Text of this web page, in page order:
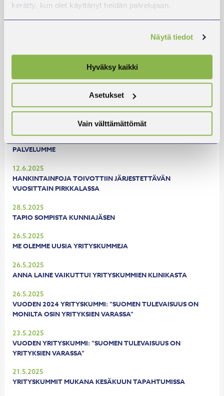
kerätty, kun olet käyttänyt heidän palvelujaan.
Näytä tiedot
Hyväksy kaikki
Asetukset
Vain välttämättömät
HANKE PÄÄTTYY KUNTAKUMMIPALVELU JATKAA
YRITYSKUMMI ON ENNEN KAIKKEA KUUNTELIJA
ONKO YRITYKSESI MYYNTIKUNNOSSA?
7.8.2025
4.8.2025
PALVELUMME
HANKINTAINFOJA TOIVOTTIIN JÄRJESTETTÄVÄN
VUOSITTAIN PIRKKALASSA
12.6.2025
TAPIO SOMPISTA KUNNIAJÄSEN
28.5.2025
ME OLEMME UUSIA YRITYSKUMMEJA
26.5.2025
ANNA LAINE VAIKUTTUI YRITYSKUMMIEN KLINIKASTA
26.5.2025
VUODEN 2024 YRITYSKUMMI: ”SUOMEN TULEVAISUUS ON
MONILTA OSIN YRITYKSIEN VARASSA”
26.5.2025
VUODEN YRITYSKUMMI: ”SUOMEN TULEVAISUUS ON
YRITYKSIEN VARASSA”
23.5.2025
YRITYSKUMMIT MUKANA KESÄKUUN TAPAHTUMISSA
21.5.2025